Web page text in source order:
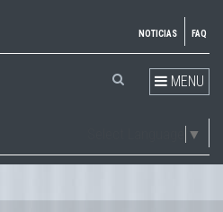
NOTICIAS FAQ
MENU
▼